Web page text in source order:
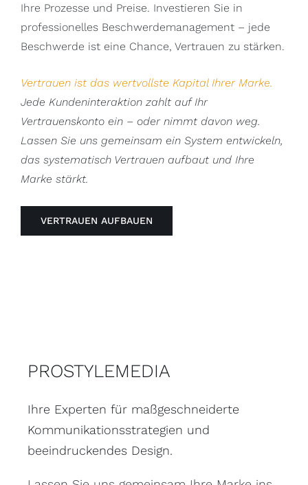
Ihre Prozesse und Preise. Investieren Sie in
professionelles Beschwerdemanagement – jede
Beschwerde ist eine Chance, Vertrauen zu stärken.
Vertrauen ist das wertvollste Kapital Ihrer Marke.
Jede Kundeninteraktion zahlt auf Ihr
Vertrauenskonto ein – oder nimmt davon weg.
Lassen Sie uns gemeinsam ein System entwickeln,
das systematisch Vertrauen aufbaut und Ihre
Marke stärkt.
VERTRAUEN AUFBAUEN
PROSTYLEMEDIA
Ihre Experten für maßgeschneiderte
Kommunikationsstrategien und
beeindruckendes Design.